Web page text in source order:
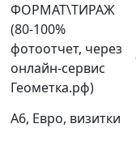
ФОРМАТ\ТИРАЖ
(80-100%
фотоотчет, через
онлайн-сервис
Геометка.рф)
А6, Евро, визитки